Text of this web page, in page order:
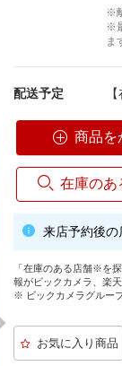
※
※
ま
配送予定
商品を
在庫のあ
来店予約後
「在庫のある店舗※を
報がビックカメラ、楽
※ ビックカメラグルー